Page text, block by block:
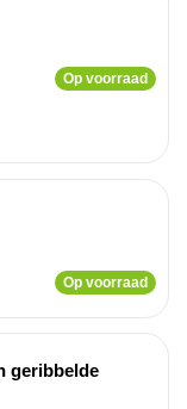
Op voorraad
Op voorraad
geribbelde